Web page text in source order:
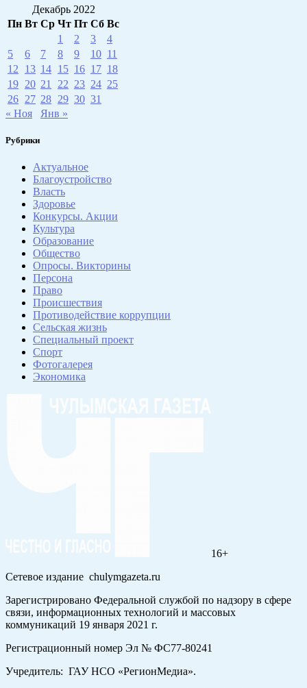
Декабрь 2022
Пн Вт Ср Чт Пт Сб Вс
1
2 3
4
5
6 7 8 9 10 11
12
13 14 15 16 17 18
19 20 21 22 23 24 25
26 27 28 29 30 31
« Ноя
Янв »
Рубрики
Актуальное
Благоустройство
Власть
Здоровье
Конкурсы. Акции
Культура
Образование
Общество
Опросы. Викторины
Персона
Право
Происшествия
Противодействие коррупции
Сельская жизнь
Специальный проект
Спорт
Фотогалерея
Экономика
16+
Сетевое издание chulymgazeta.ru
Зарегистрировано Федеральной службой по надзору в сфере
связи, информационных технологий и массовых
коммуникаций 19 января 2021 г.
Регистрационный номер Эл № ФС77-80241
Учредитель: ГАУ НСО «РегионМедиа».